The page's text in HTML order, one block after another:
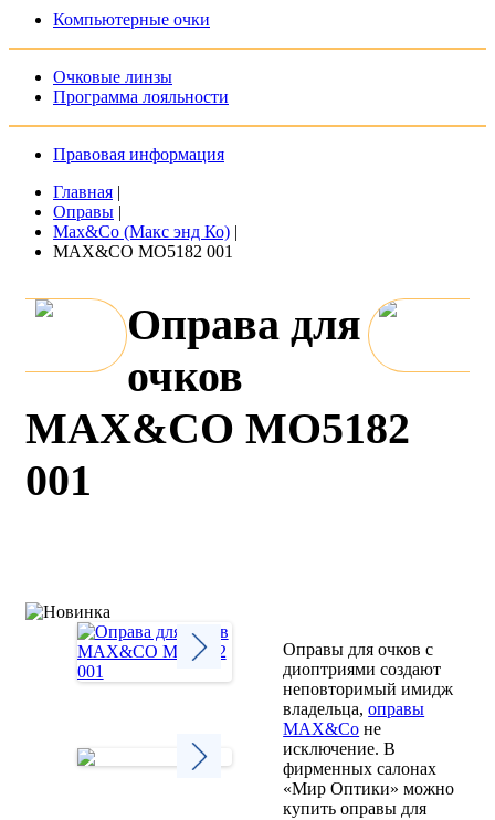
Компьютерные очки
Очковые линзы
Программа лояльности
Правовая информация
Главная |
Оправы |
Max&Co (Макс энд Ко) |
MAX&CO MO5182 001
Оправа для
очков
MAX&CO MO5182
001
Оправы для очков с
диоптриями создают
неповторимый имидж
владельца,оправы
MAX&Co не
исключение. В
фирменных салонах
«Мир Оптики» можно
купить оправы для